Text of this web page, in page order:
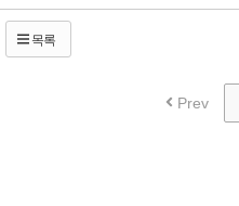
목록
Prev